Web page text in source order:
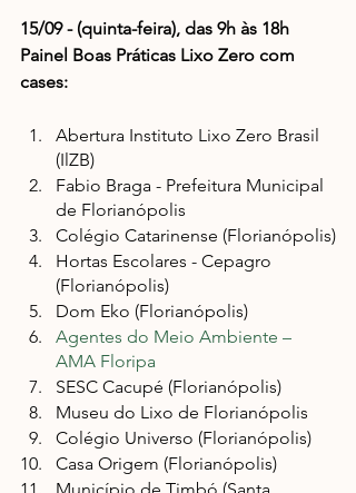
15/09 - (quinta-feira), das 9h às 18h
Painel Boas Práticas Lixo Zero com
cases:
Abertura Instituto Lixo Zero Brasil
(IlZB)
Fabio Braga - Prefeitura Municipal
de Florianópolis
Colégio Catarinense (Florianópolis)
Hortas Escolares - Cepagro
(Florianópolis)
Dom Eko (Florianópolis)
Agentes do Meio Ambiente –
AMA Floripa
SESC Cacupé (Florianópolis)
Museu do Lixo de Florianópolis
Colégio Universo (Florianópolis)
Casa Origem (Florianópolis)